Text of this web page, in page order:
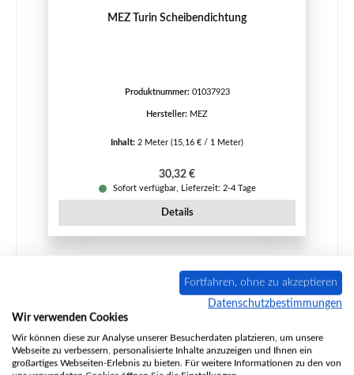
MEZ Turin Scheibendichtung
Produktnummer: 01037923
Hersteller: MEZ
Inhalt: 2 Meter (15,16 € / 1 Meter)
Regulärer Preis:
30,32 €
Sofort verfügbar, Lieferzeit: 2-4 Tage
Details
Fortfahren, ohne zu akzeptieren
Datenschutzbestimmungen
Wir verwenden Cookies
Wir können diese zur Analyse unserer Besucherdaten platzieren, um unsere
Webseite zu verbessern, personalisierte Inhalte anzuzeigen und Ihnen ein
großartiges Webseiten-Erlebnis zu bieten. Für weitere Informationen zu den von